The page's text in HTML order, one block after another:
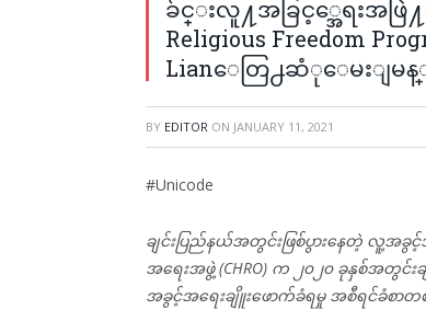
ခ်င္းလူ႔အခြင့္အေရးအဖြဲ႔
Religious Freedom
Lianေတြ႕ဆံုေမးျမန္
BY EDITOR ON JANUARY 11, 2021
#Unicode
ချင်းပြည်နယ်အတွင်းဖြစ်ပွားနေတဲ့ လူ့အ
အရေးအဖွဲ့ (CHRO) က ၂၀၂၀ ခုနှစ်အတွင်
အခွင့်အရေးချိူးဖောက်ခံရမှု အစီရင်ခံစာ